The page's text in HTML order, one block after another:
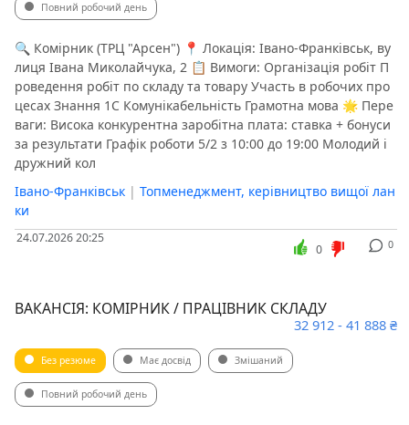
Повний робочий день
🔍 Комірник (ТРЦ "Арсен") 📍 Локація: Івано-Франківськ, ву
лиця Івана Миколайчука, 2 📋 Вимоги: Організація робіт П
роведення робіт по складу та товару Участь в робочих про
цесах Знання 1С Комунікабельність Грамотна мова 🌟 Пере
ваги: Висока конкурентна заробітна плата: ставка + бонуси
за результати Графік роботи 5/2 з 10:00 до 19:00 Молодий і
дружний кол
Івано-Франківськ | Топменеджмент, керівництво вищої лан
ки
24.07.2026 20:25 0
0
ВАКАНСІЯ: КОМІРНИК / ПРАЦІВНИК СКЛАДУ
32 912 - 41 888 ₴
Без резюме Має досвід Змішаний
Повний робочий день